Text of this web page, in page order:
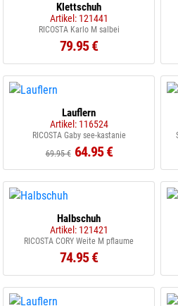
Klettschuh
Artikel: 121441
RICOSTA Karlo M salbei
79.95 €
Lauflern
Artikel: 116524
RICOSTA Gaby see-kastanie
69.95 € 64.95 €
Halbschuh
Artikel: 121421
RICOSTA CORY Weite M pflaume
74.95 €